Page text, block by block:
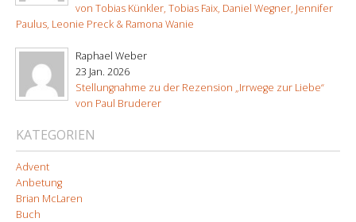
von Tobias Künkler, Tobias Faix, Daniel Wegner, Jennifer
Paulus, Leonie Preck & Ramona Wanie
Raphael Weber
23 Jan. 2026
Stellungnahme zu der Rezension „Irrwege zur Liebe“
von Paul Bruderer
KATEGORIEN
Advent
Anbetung
Brian McLaren
Buch